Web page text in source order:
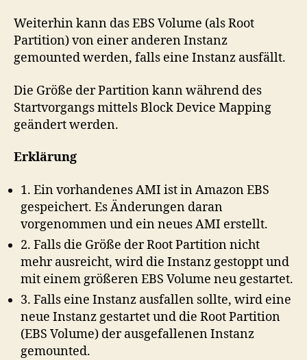
Weiterhin kann das EBS Volume (als Root
Partition) von einer anderen Instanz
gemounted werden, falls eine Instanz ausfällt.
Die Größe der Partition kann während des
Startvorgangs mittels Block Device Mapping
geändert werden.
Erklärung
1. Ein vorhandenes AMI ist in Amazon EBS
gespeichert. Es Änderungen daran
vorgenommen und ein neues AMI erstellt.
2. Falls die Größe der Root Partition nicht
mehr ausreicht, wird die Instanz gestoppt und
mit einem größeren EBS Volume neu gestartet.
3. Falls eine Instanz ausfallen sollte, wird eine
neue Instanz gestartet und die Root Partition
(EBS Volume) der ausgefallenen Instanz
gemounted.